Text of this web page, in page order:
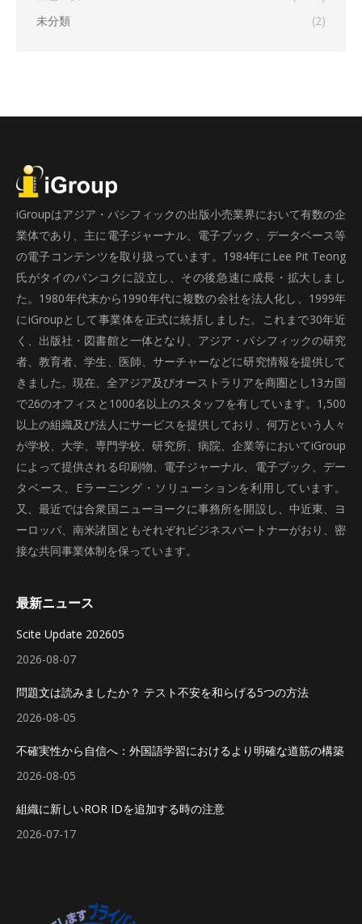
未分類
(2)
iGroupはアジア・パシフィックの出版小売業界において有数の企
業体であり、主に電子ジャーナル、電子ブック、データベース等
の電子コンテンツを取り扱っています。1984年にLee Pit Teong
氏がタイのバンコクに設立し、その後急速に成長・拡大しまし
た。1980年代末から1990年代に複数の会社を法人化し、1999年
にiGroupとして事業体を正式に統括しました。これまで30年近
く、出版社・図書館と一体となり、アジア・パシフィックの研究
者、教育者、学生、医師、サーチャーなどに研究情報を提供して
きました。現在、全アジア及びオーストラリアを商圏とし13カ国
で26のオフィスと1000名以上のスタッフを有しています。1,500
以上の組織及び法人にサービスを提供しており、何万という人々
が学校、大学、専門学校、研究所、病院、企業等においてiGroup
によって提供される印刷物、電子ジャーナル、電子ブック、デー
タベース、Eラーニング・ソリューションを利用しています。
又、最近では合衆国ニューヨークに事務所を開設し、中近東、ヨ
ーロッパ、南米諸国ともそれぞれビジネスパートナーがおり、密
接な共同事業体制を保っています。
最新ニュース
Scite Update 202605
2026-08-07
問題文は読みましたか？ テスト不安を和らげる5つの方法
2026-08-05
不確実性から自信へ：外国語学習におけるより明確な道筋の構築
2026-08-05
組織に新しいROR IDを追加する時の注意
2026-07-17